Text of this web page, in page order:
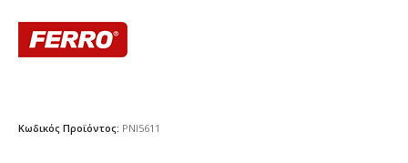
Κωδικός Προϊόντος: PNI5611